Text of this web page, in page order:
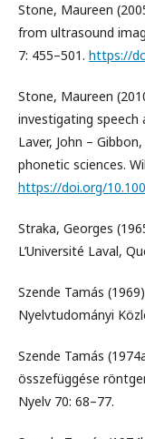
Stone, Maureen
from ultrasound
7: 455–501. https://
Stone, Maureen
investigating speech
Laver, John –
phonetic sciences.
https://doi.org/
Straka, Georges
L’Université Laval,
Szende Tamás
Nyelvtudományi
Szende Tamás
összefüggése
Nyelv 70: 68–77.